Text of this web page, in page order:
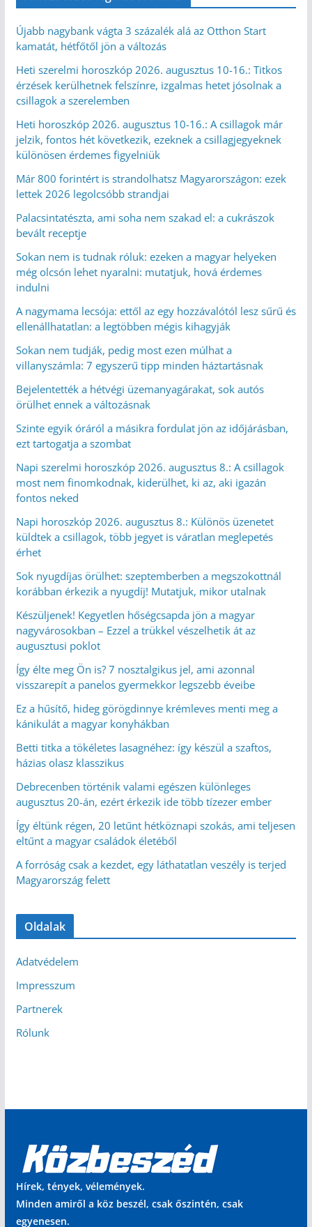
Újabb nagybank vágta 3 százalék alá az Otthon Start
kamatát, hétfőtől jön a változás
Heti szerelmi horoszkóp 2026. augusztus 10-16.: Titkos
érzések kerülhetnek felszínre, izgalmas hetet jósolnak a
csillagok a szerelemben
Heti horoszkóp 2026. augusztus 10-16.: A csillagok már
jelzik, fontos hét következik, ezeknek a csillagjegyeknek
különösen érdemes figyelniük
Már 800 forintért is strandolhatsz Magyarországon: ezek
lettek 2026 legolcsóbb strandjai
Palacsintatészta, ami soha nem szakad el: a cukrászok
bevált receptje
Sokan nem is tudnak róluk: ezeken a magyar helyeken
még olcsón lehet nyaralni: mutatjuk, hová érdemes
indulni
A nagymama lecsója: ettől az egy hozzávalótól lesz sűrű és
ellenállhatatlan: a legtöbben mégis kihagyják
Sokan nem tudják, pedig most ezen múlhat a
villanyszámla: 7 egyszerű tipp minden háztartásnak
Bejelentették a hétvégi üzemanyagárakat, sok autós
örülhet ennek a változásnak
Szinte egyik óráról a másikra fordulat jön az időjárásban,
ezt tartogatja a szombat
Napi szerelmi horoszkóp 2026. augusztus 8.: A csillagok
most nem finomkodnak, kiderülhet, ki az, aki igazán
fontos neked
Napi horoszkóp 2026. augusztus 8.: Különös üzenetet
küldtek a csillagok, több jegyet is váratlan meglepetés
érhet
Sok nyugdíjas örülhet: szeptemberben a megszokottnál
korábban érkezik a nyugdíj! Mutatjuk, mikor utalnak
Készüljenek! Kegyetlen hőségcsapda jön a magyar
nagyvárosokban – Ezzel a trükkel vészelhetik át az
augusztusi poklot
Így élte meg Ön is? 7 nosztalgikus jel, ami azonnal
visszarepít a panelos gyermekkor legszebb éveibe
Ez a hűsítő, hideg görögdinnye krémleves menti meg a
kánikulát a magyar konyhákban
Betti titka a tökéletes lasagnéhez: így készül a szaftos,
házias olasz klasszikus
Debrecenben történik valami egészen különleges
augusztus 20-án, ezért érkezik ide több tízezer ember
Így éltünk régen, 20 letűnt hétköznapi szokás, ami teljesen
eltűnt a magyar családok életéből
A forróság csak a kezdet, egy láthatatlan veszély is terjed
Magyarország felett
Oldalak
Adatvédelem
Impresszum
Partnerek
Rólunk
Hírek, tények, vélemények.
Minden amiről a köz beszél, csak őszintén, csak
egyenesen.